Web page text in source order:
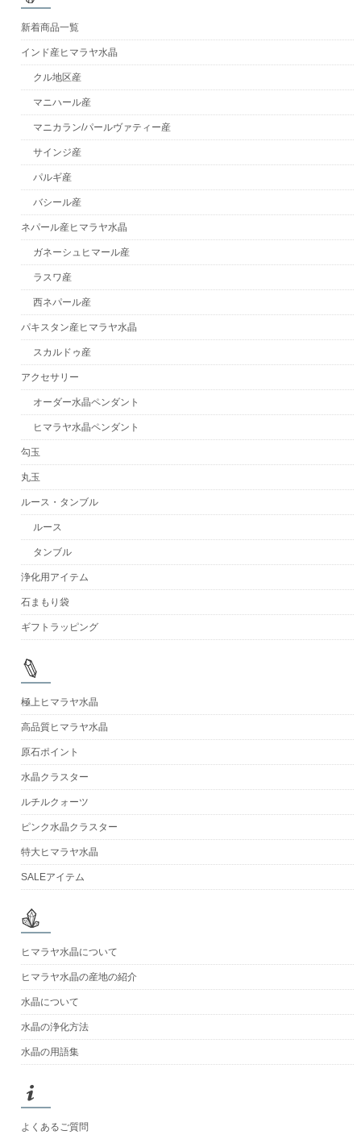
新着商品一覧
インド産ヒマラヤ水晶
クル地区産
マニハール産
マニカラン/パールヴァティー産
サインジ産
パルギ産
バシール産
ネパール産ヒマラヤ水晶
ガネーシュヒマール産
ラスワ産
西ネパール産
パキスタン産ヒマラヤ水晶
スカルドゥ産
アクセサリー
オーダー水晶ペンダント
ヒマラヤ水晶ペンダント
勾玉
丸玉
ルース・タンブル
ルース
タンブル
浄化用アイテム
石まもり袋
ギフトラッピング
極上ヒマラヤ水晶
高品質ヒマラヤ水晶
原石ポイント
水晶クラスター
ルチルクォーツ
ピンク水晶クラスター
特大ヒマラヤ水晶
SALEアイテム
ヒマラヤ水晶について
ヒマラヤ水晶の産地の紹介
水晶について
水晶の浄化方法
水晶の用語集
よくあるご質問